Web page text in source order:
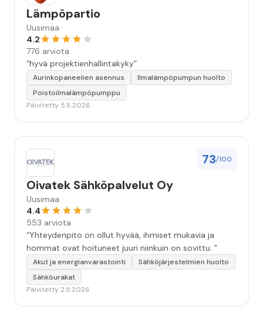
Lämpöpartio
Uusimaa
4.2
776 arviota
“hyvä projektienhallintakyky”
Aurinkopaneelien asennus
Ilmalämpöpumpun huolto
Poistoilmalämpöpumppu
Päivitetty 5.8.2026
73/100
Oivatek Sähköpalvelut Oy
Uusimaa
4.4
553 arviota
“Yhteydenpito on ollut hyvää, ihmiset mukavia ja
hommat ovat hoituneet juuri niinkuin on sovittu. ”
Akut ja energianvarastointi
Sähköjärjestelmien huolto
Sähköurakat
Päivitetty 2.8.2026